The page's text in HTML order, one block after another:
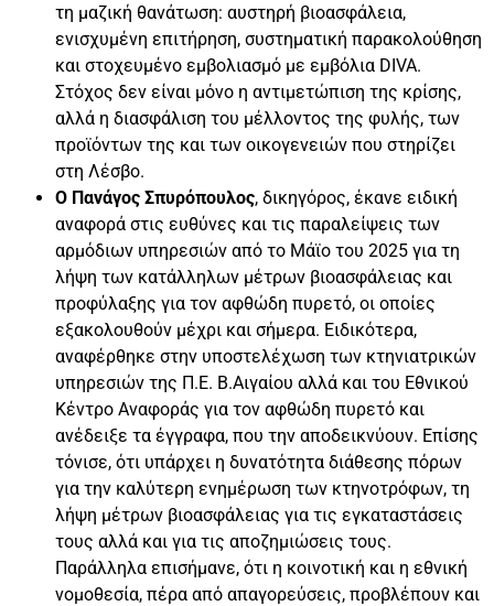
τη μαζική θανάτωση: αυστηρή βιοασφάλεια,
ενισχυμένη επιτήρηση, συστηματική παρακολούθηση
και στοχευμένο εμβολιασμό με εμβόλια DIVA.
Στόχος δεν είναι μόνο η αντιμετώπιση της κρίσης,
αλλά η διασφάλιση του μέλλοντος της φυλής, των
προϊόντων της και των οικογενειών που στηρίζει
στη Λέσβο.
Ο Πανάγος Σπυρόπουλος, δικηγόρος, έκανε ειδική
αναφορά στις ευθύνες και τις παραλείψεις των
αρμόδιων υπηρεσιών από το Μάϊο του 2025 για τη
λήψη των κατάλληλων μέτρων βιοασφάλειας και
προφύλαξης για τον αφθώδη πυρετό, οι οποίες
εξακολουθούν μέχρι και σήμερα. Ειδικότερα,
αναφέρθηκε στην υποστελέχωση των κτηνιατρικών
υπηρεσιών της Π.Ε. Β.Αιγαίου αλλά και του Εθνικού
Κέντρο Αναφοράς για τον αφθώδη πυρετό και
ανέδειξε τα έγγραφα, που την αποδεικνύουν. Επίσης
τόνισε, ότι υπάρχει η δυνατότητα διάθεσης πόρων
για την καλύτερη ενημέρωση των κτηνοτρόφων, τη
λήψη μέτρων βιοασφάλειας για τις εγκαταστάσεις
τους αλλά και για τις αποζημιώσεις τους.
Παράλληλα επισήμανε, ότι η κοινοτική και η εθνική
νομοθεσία, πέρα από απαγορεύσεις, προβλέπουν και